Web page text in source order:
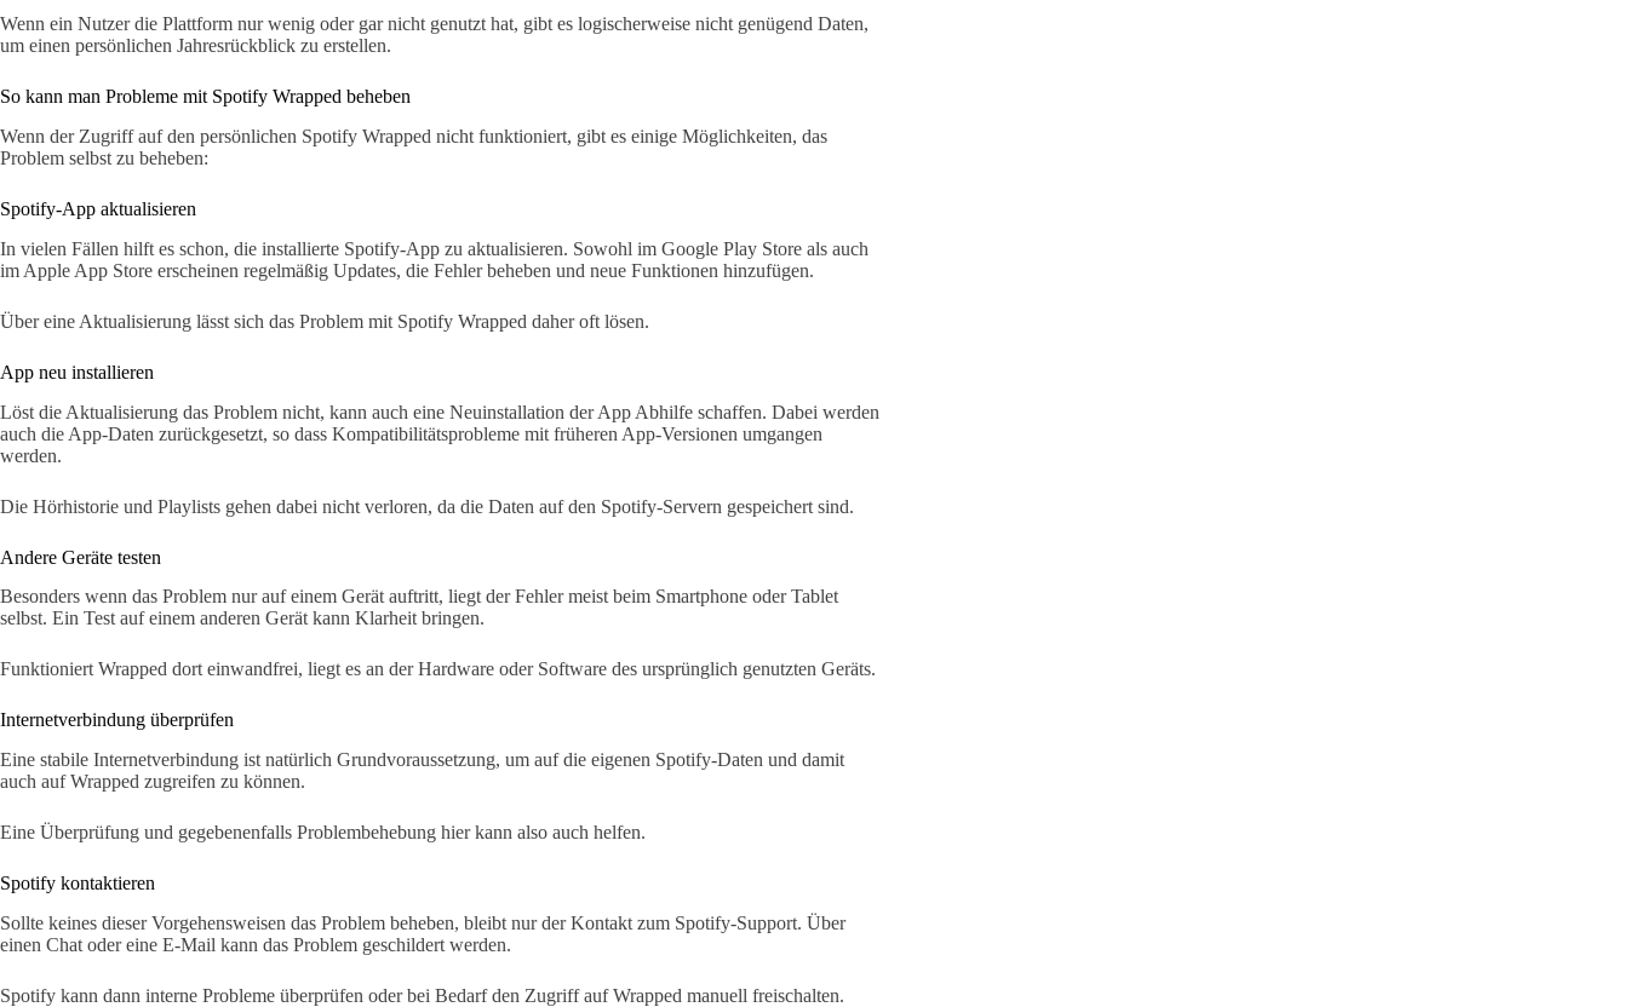
Wenn ein Nutzer die Plattform nur wenig oder gar nicht genutzt hat, gibt es logischerweise nicht genügend Daten,
um einen persönlichen Jahresrückblick zu erstellen.
So kann man Probleme mit Spotify Wrapped beheben
Wenn der Zugriff auf den persönlichen Spotify Wrapped nicht funktioniert, gibt es einige Möglichkeiten, das
Problem selbst zu beheben:
Spotify-App aktualisieren
In vielen Fällen hilft es schon, die installierte Spotify-App zu aktualisieren. Sowohl im Google Play Store als auch
im Apple App Store erscheinen regelmäßig Updates, die Fehler beheben und neue Funktionen hinzufügen.
Über eine Aktualisierung lässt sich das Problem mit Spotify Wrapped daher oft lösen.
App neu installieren
Löst die Aktualisierung das Problem nicht, kann auch eine Neuinstallation der App Abhilfe schaffen. Dabei werden
auch die App-Daten zurückgesetzt, so dass Kompatibilitätsprobleme mit früheren App-Versionen umgangen
werden.
Die Hörhistorie und Playlists gehen dabei nicht verloren, da die Daten auf den Spotify-Servern gespeichert sind.
Andere Geräte testen
Besonders wenn das Problem nur auf einem Gerät auftritt, liegt der Fehler meist beim Smartphone oder Tablet
selbst. Ein Test auf einem anderen Gerät kann Klarheit bringen.
Funktioniert Wrapped dort einwandfrei, liegt es an der Hardware oder Software des ursprünglich genutzten Geräts.
Internetverbindung überprüfen
Eine stabile Internetverbindung ist natürlich Grundvoraussetzung, um auf die eigenen Spotify-Daten und damit
auch auf Wrapped zugreifen zu können.
Eine Überprüfung und gegebenenfalls Problembehebung hier kann also auch helfen.
Spotify kontaktieren
Sollte keines dieser Vorgehensweisen das Problem beheben, bleibt nur der Kontakt zum Spotify-Support. Über
einen Chat oder eine E-Mail kann das Problem geschildert werden.
Spotify kann dann interne Probleme überprüfen oder bei Bedarf den Zugriff auf Wrapped manuell freischalten.